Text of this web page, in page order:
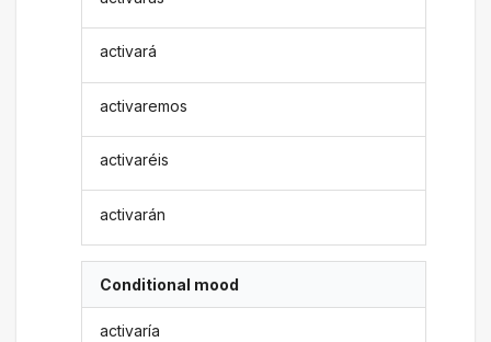
activará
activaremos
activaréis
activarán
Conditional mood
activaría